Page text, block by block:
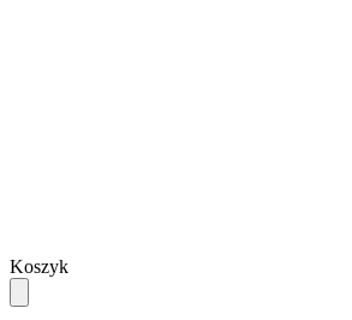
Skip
to
navigation
Skip
to
content
Koszyk